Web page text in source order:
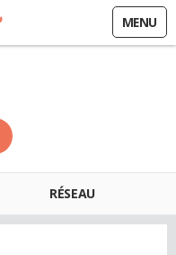
MENU
RÉSEAU